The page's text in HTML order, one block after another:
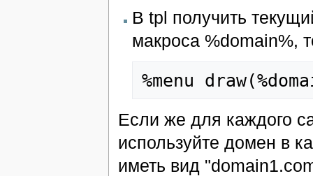
В tpl получить
макроса %domain%,
Если же для каждого
используйте домен в
иметь вид